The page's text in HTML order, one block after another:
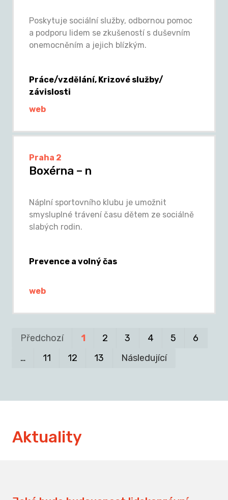
Poskytuje sociální služby, odbornou pomoc
a podporu lidem se zkušeností s duševním
onemocněním a jejich blízkým.
Práce/vzdělání, Krizové služby/
závislosti
web
Praha 2
Boxérna – n
Náplní sportovního klubu je umožnit
smysluplné trávení času dětem ze sociálně
slabých rodin.
Prevence a volný čas
web
Předchozí 1 2 3 4 5
6
…
11 12 13 Následující
Aktuality